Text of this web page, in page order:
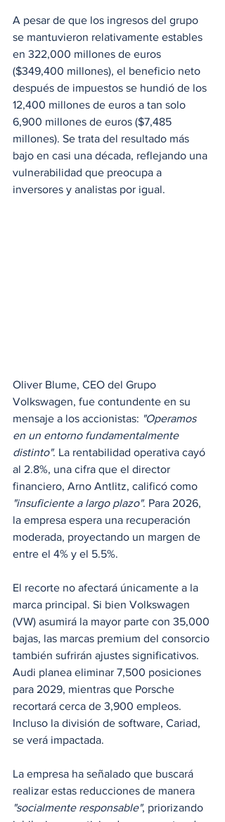
A pesar de que los ingresos del grupo
se mantuvieron relativamente estables
en 322,000 millones de euros
($349,400 millones), el beneficio neto
después de impuestos se hundió de los
12,400 millones de euros a tan solo
6,900 millones de euros ($7,485
millones). Se trata del resultado más
bajo en casi una década, reflejando una
vulnerabilidad que preocupa a
inversores y analistas por igual.
Oliver Blume, CEO del Grupo
Volkswagen, fue contundente en su
mensaje a los accionistas: "Operamos
en un entorno fundamentalmente
distinto". La rentabilidad operativa cayó
al 2.8%, una cifra que el director
financiero, Arno Antlitz, calificó como
"insuficiente a largo plazo". Para 2026,
la empresa espera una recuperación
moderada, proyectando un margen de
entre el 4% y el 5.5%.
El recorte no afectará únicamente a la
marca principal. Si bien Volkswagen
(VW) asumirá la mayor parte con 35,000
bajas, las marcas premium del consorcio
también sufrirán ajustes significativos.
Audi planea eliminar 7,500 posiciones
para 2029, mientras que Porsche
recortará cerca de 3,900 empleos.
Incluso la división de software, Cariad,
se verá impactada.
La empresa ha señalado que buscará
realizar estas reducciones de manera
"socialmente responsable", priorizando